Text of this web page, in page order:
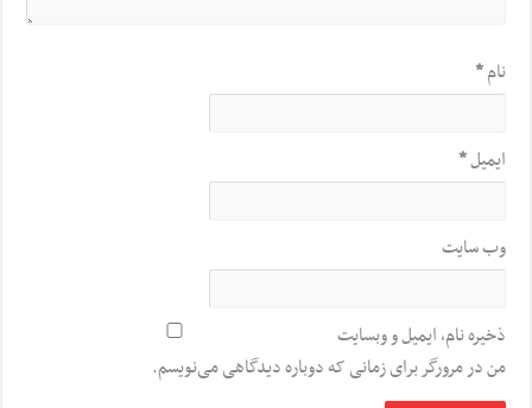
نام*
ایمیل*
وب‌ سایت
ذخیره نام، ایمیل و وبسایت
من در مرورگر برای زمانی که دوباره دیدگاهی می‌نویسم.